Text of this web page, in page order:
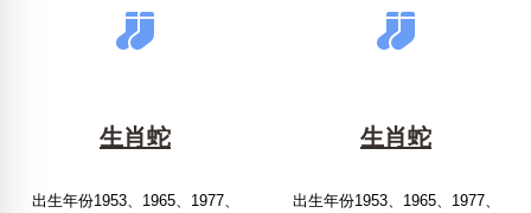
生肖蛇
出生年份1953、1965、1977、
生肖蛇
出生年份1953、1965、1977、